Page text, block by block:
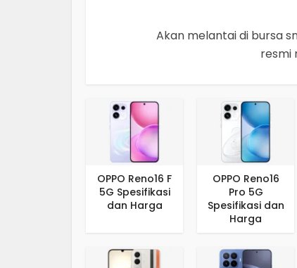
Akan melantai di bursa
resmi
OPPO Reno16 F
5G Spesifikasi
dan Harga
OPPO Reno16
Pro 5G
Spesifikasi dan
Harga